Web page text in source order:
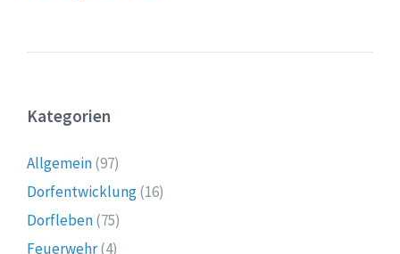
Kategorien
Allgemein(97)
Dorfentwicklung(16)
Dorfleben(75)
Feuerwehr(4)